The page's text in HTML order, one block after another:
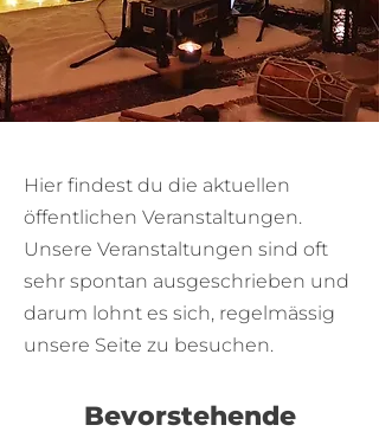
Hier findest du die aktuellen
öffentlichen Veranstaltungen.
Unsere Veranstaltungen sind oft
sehr spontan ausgeschrieben und
darum lohnt es sich, regelmässig
unsere Seite zu besuchen.
Bevorstehende